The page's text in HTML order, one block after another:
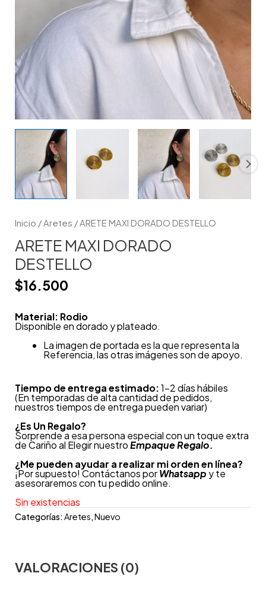
Inicio / Aretes / ARETE MAXI DORADO DESTELLO
ARETE MAXI DORADO
DESTELLO
$16.500
Material: Rodio
Disponible en dorado y plateado.
La imagen de portada es la que representa la
Referencia, las otras imágenes son de apoyo.
Tiempo de entrega estimado:1-2 días hábiles
(En temporadas de alta cantidad de pedidos,
nuestros tiempos de entrega pueden variar)
¿Es Un Regalo?
Sorprende a esa persona especial con un toque extra
de Cariño al Elegir nuestroEmpaque Regalo.
¿Me pueden ayudar a realizar mi orden en línea?
¡Por supuesto! Contáctanos porWhatsapp y te
asesoraremos con tu pedido online.
Sin existencias
Categorías:Aretes,Nuevo
VALORACIONES (0)